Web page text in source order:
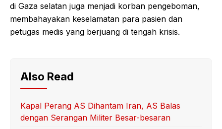
di Gaza selatan juga menjadi korban pengeboman,
membahayakan keselamatan para pasien dan
petugas medis yang berjuang di tengah krisis.
Also Read
Kapal Perang AS Dihantam Iran, AS Balas
dengan Serangan Militer Besar-besaran